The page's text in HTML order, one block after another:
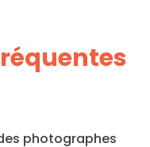
photographes